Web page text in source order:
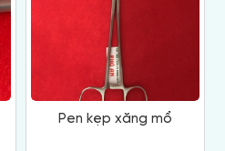
Pen kẹp xăng mổ